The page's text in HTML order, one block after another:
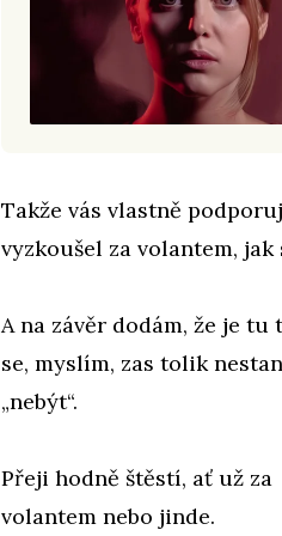
Takže vás vlastně
vyzkoušel za volantem, jak
A na závěr dodám, že je
se, myslím, zas tolik
„nebýt“.
Přeji hodně štěstí, ať už za
volantem nebo jinde.